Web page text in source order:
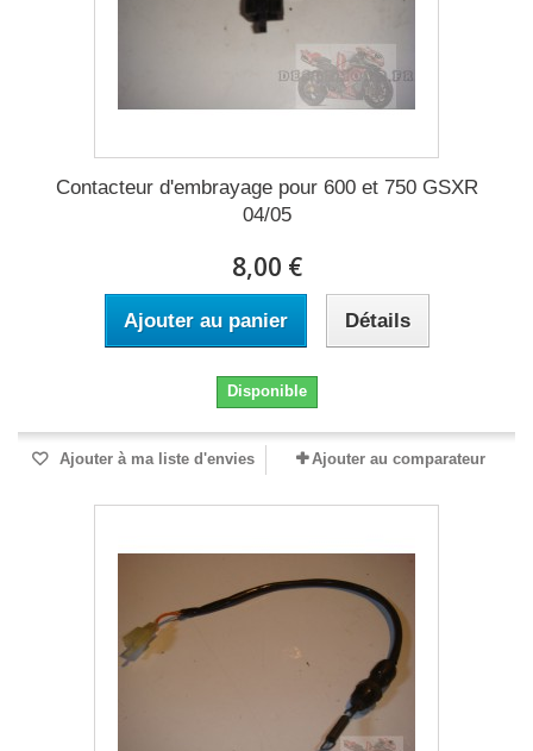
Contacteur d'embrayage pour 600 et 750 GSXR
04/05
8,00 €
Ajouter au panier Détails
Disponible
Ajouter à ma liste d'envies Ajouter au comparateur